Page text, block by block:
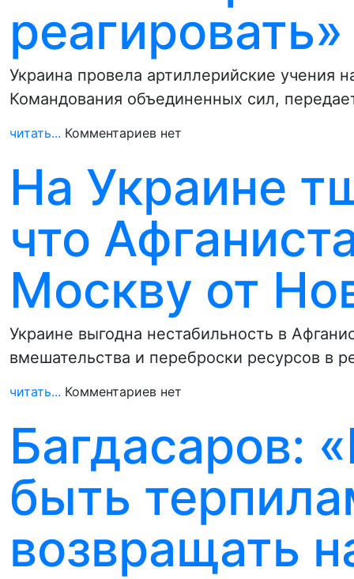
Украина провела артиллерийские
Командования объединенных сил,
читать... Комментариев нет
На Украине
что
Москву от
Украине выгодна нестабильность в
вмешательства и переброски ресурсов в
читать... Комментариев нет
Багдасаров:
быть
возвращать